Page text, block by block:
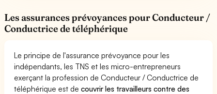
Les assurances prévoyances pour Conducteur /
Conductrice de téléphérique
Le principe de l'assurance prévoyance pour les
indépendants, les TNS et les micro-entrepreneurs
exerçant la profession de Conducteur / Conductrice de
téléphérique est decouvrir les travailleurs contre des